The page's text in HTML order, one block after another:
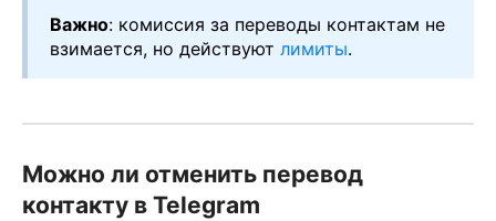
Важно: комиссия за переводы контактам не
взимается, но действуют лимиты.
Можно ли отменить перевод
контакту в Telegram